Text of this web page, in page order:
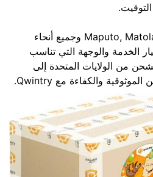
تقدم Qwintry الشحن إلى Maputo, Matola وجميع أنحاء
الخدمة والوجهة التي تناسب
من الولايات المتحدة إلى